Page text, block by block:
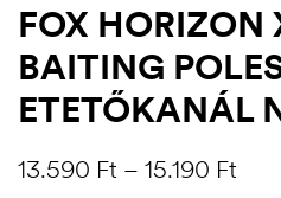
FOX HORIZON
BAITING
ETETŐKANÁL
13.590 Ft – 15.190 Ft